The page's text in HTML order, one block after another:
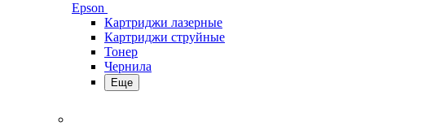
Epson
Картриджи лазерные
Картриджи струйные
Тонер
Чернила
Еще